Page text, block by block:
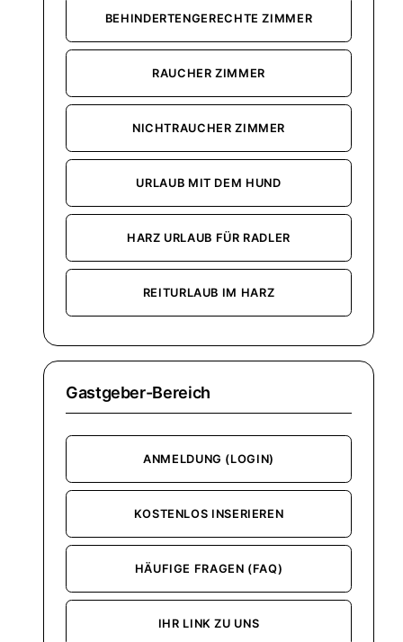
BEHINDERTENGERECHTE ZIMMER
RAUCHER ZIMMER
NICHTRAUCHER ZIMMER
URLAUB MIT DEM HUND
HARZ URLAUB FÜR RADLER
REITURLAUB IM HARZ
Gastgeber-Bereich
ANMELDUNG (LOGIN)
KOSTENLOS INSERIEREN
HÄUFIGE FRAGEN (FAQ)
IHR LINK ZU UNS